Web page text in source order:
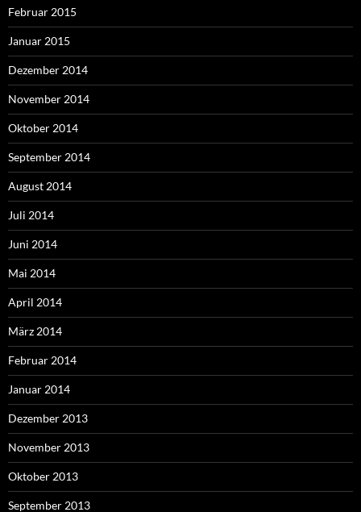
Februar 2015
Januar 2015
Dezember 2014
November 2014
Oktober 2014
September 2014
August 2014
Juli 2014
Juni 2014
Mai 2014
April 2014
März 2014
Februar 2014
Januar 2014
Dezember 2013
November 2013
Oktober 2013
September 2013